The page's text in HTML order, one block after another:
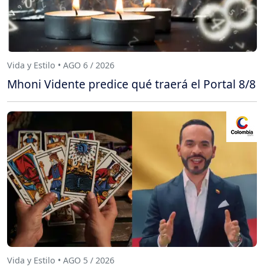
Vida y Estilo • AGO 6 / 2026
Mhoni Vidente predice qué traerá el Portal 8/8
Vida y Estilo • AGO 5 / 2026